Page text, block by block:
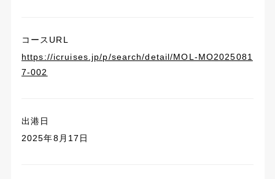
コースURL
https://icruises.jp/p/search/detail/MOL-MO2025081
7-002
出港日
2025年8月17日